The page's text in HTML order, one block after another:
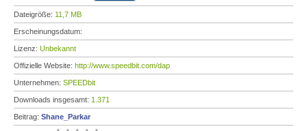
Dateigröße: 11,7 MB
Erscheinungsdatum:
Lizenz: Unbekannt
Offizielle Website: http://www.speedbit.com/dap
Unternehmen: SPEEDbit
Downloads insgesamt: 1.371
Beitrag: Shane_Parkar